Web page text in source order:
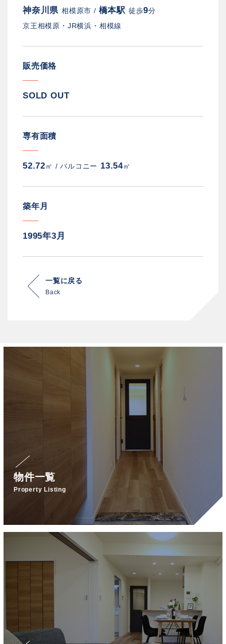
神奈川県 相模原市 / 橋本駅 徒歩9分
京王相模原・JR横浜・相模線
販売価格
SOLD OUT
専有面積
52.72㎡ /バルコニー 13.54㎡
築年月
1995年3月
一覧に戻る
Back
物件一覧
Property Listing